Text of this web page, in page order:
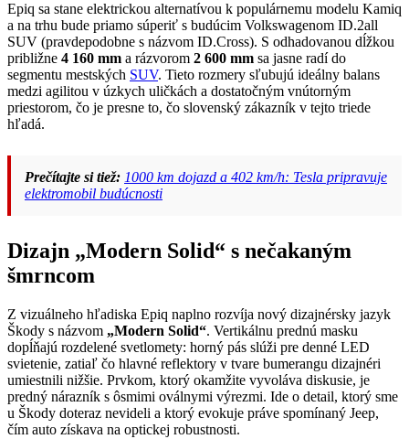
Epiq sa stane elektrickou alternatívou k populárnemu modelu Kamiq
a na trhu bude priamo súperiť s budúcim Volkswagenom ID.2all
SUV (pravdepodobne s názvom ID.Cross). S odhadovanou dĺžkou
približne 4 160 mm a rázvorom 2 600 mm sa jasne radí do
segmentu mestských SUV. Tieto rozmery sľubujú ideálny balans
medzi agilitou v úzkych uličkách a dostatočným vnútorným
priestorom, čo je presne to, čo slovenský zákazník v tejto triede
hľadá.
Prečítajte si tiež: 1000 km dojazd a 402 km/h: Tesla pripravuje
elektromobil budúcnosti
Dizajn „Modern Solid“ s nečakaným
šmrncom
Z vizuálneho hľadiska Epiq naplno rozvíja nový dizajnérsky jazyk
Škody s názvom „Modern Solid“. Vertikálnu prednú masku
dopĺňajú rozdelené svetlomety: horný pás slúži pre denné LED
svietenie, zatiaľ čo hlavné reflektory v tvare bumerangu dizajnéri
umiestnili nižšie. Prvkom, ktorý okamžite vyvoláva diskusie, je
predný nárazník s ôsmimi oválnymi výrezmi. Ide o detail, ktorý sme
u Škody doteraz nevideli a ktorý evokuje práve spomínaný Jeep,
čím auto získava na optickej robustnosti.